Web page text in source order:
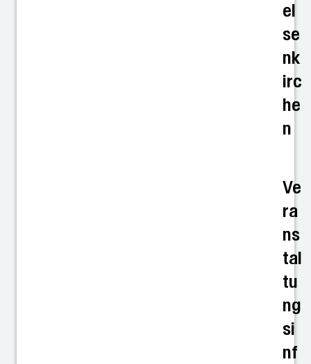
el
se
nk
irc
he
n
Ve
ra
ns
tal
tu
ng
si
nf